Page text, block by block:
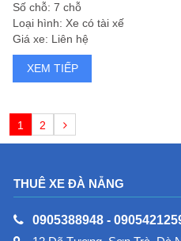
Số chỗ: 7 chỗ
Loại hình: Xe có tài xế
Giá xe: Liên hệ
XEM TIẾP
1 2
THUÊ XE ĐÀ NẴNG
0905388948 -